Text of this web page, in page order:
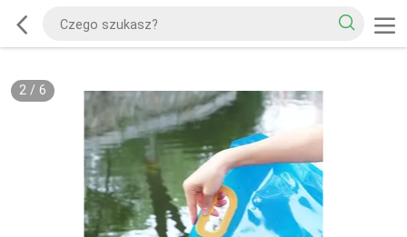
2/ 6